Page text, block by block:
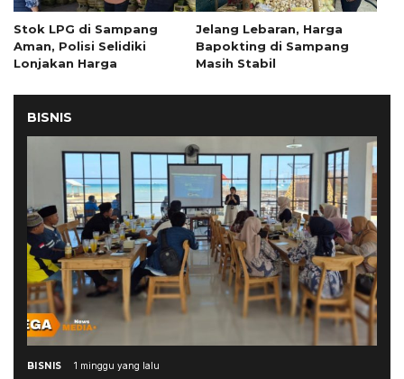
Stok LPG di Sampang
Aman, Polisi Selidiki
Lonjakan Harga
Jelang Lebaran, Harga
Bapokting di Sampang
Masih Stabil
BISNIS
BISNIS 1 minggu yang lalu